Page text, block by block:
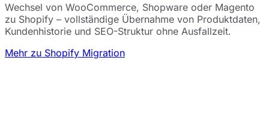
Wechsel von WooCommerce, Shopware oder Magento
zu Shopify – vollständige Übernahme von Produktdaten,
Kundenhistorie und SEO-Struktur ohne Ausfallzeit.
Mehr zu Shopify Migration